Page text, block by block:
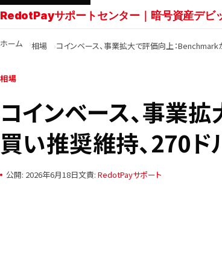
RedotPayサポートセンター｜暗号資産デビ
ホーム
相場 コインベース、事業拡大で評価向上：
相場
コインベース、事業
買い推奨維持、270
公開: 2026年6月18日文責: RedotPayサポート